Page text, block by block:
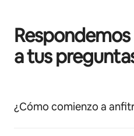
Respondemos
a tus
¿Cómo comienzo a